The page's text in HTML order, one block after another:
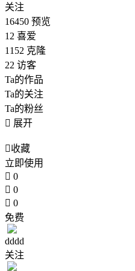
关注
16450 预览
12 喜爱
1152 克隆
22 访客
Ta的作品
Ta的关注
Ta的粉丝
 展开
收藏
立即使用
 0
 0
 0
免费
dddd
关注